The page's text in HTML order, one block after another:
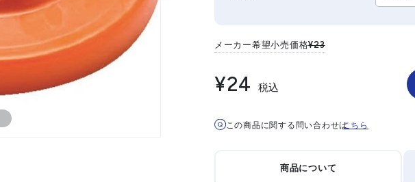
メーカー希望小売価格¥23
¥24 税込
この商品に関する問い合わせはこちら
商品について